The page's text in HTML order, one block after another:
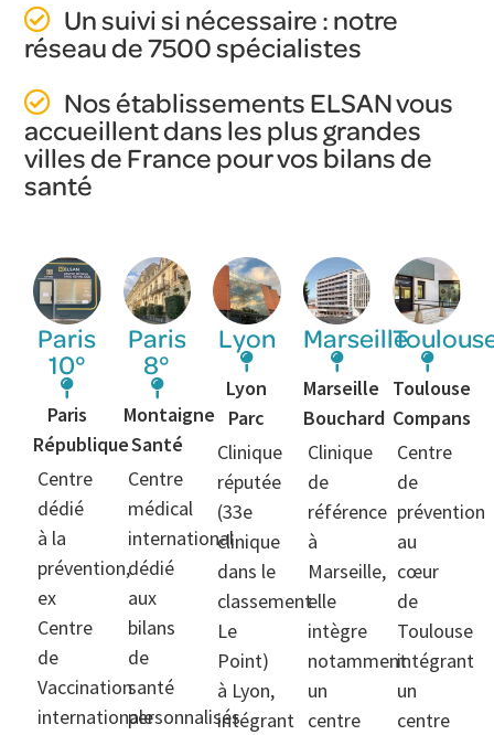
Un suivi si nécessaire : notre
réseau de 7500 spécialistes
Nos établissements ELSAN vous
accueillent dans les plus grandes
villes de France pour vos bilans de
santé
Paris
10°
Paris
République
Centre
dédié
à la
prévention,
ex
Centre
de
Vaccination
internationale
Paris
8°
Montaigne
Santé
Centre
médical
international
dédié
aux
bilans
de
santé
personnalisés
Lyon
Lyon
Parc
Clinique
réputée
(33e
clinique
dans le
classement
Le
Point)
à Lyon,
intégrant
Marseille
Marseille
Bouchard
Clinique
de
référence
à
Marseille,
elle
intègre
notamment
un
centre
Toulouse
Compans
Centre
de
prévention
au
cœur
de
Toulouse
intégrant
un
centre